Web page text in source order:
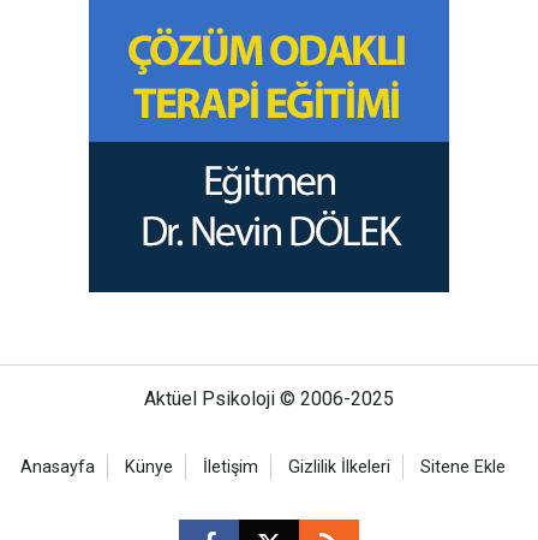
Aktüel Psikoloji © 2006-2025
Anasayfa Künye İletişim Gizlilik İlkeleri Sitene Ekle